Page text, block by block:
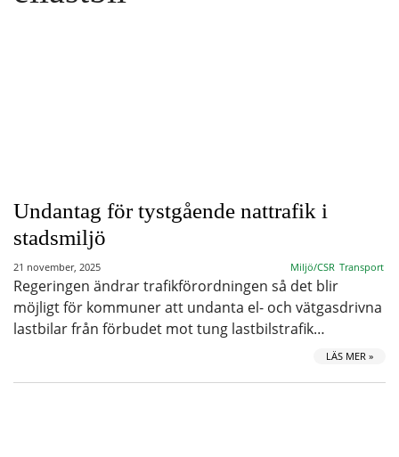
Undantag för tystgående nattrafik i
stadsmiljö
21 november, 2025 Miljö/CSR Transport
Regeringen ändrar trafikförordningen så det blir
möjligt för kommuner att undanta el- och vätgasdrivna
lastbilar från förbudet mot tung lastbilstrafik…
LÄS MER »